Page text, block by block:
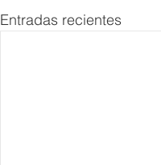
Entradas recientes